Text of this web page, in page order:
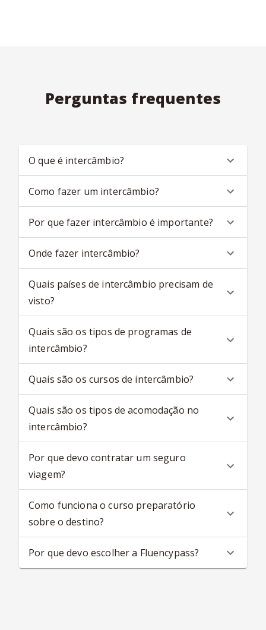
Perguntas frequentes
O que é intercâmbio?
Como fazer um intercâmbio?
Por que fazer intercâmbio é importante?
Onde fazer intercâmbio?
Quais países de intercâmbio precisam de
visto?
Quais são os tipos de programas de
intercâmbio?
Quais são os cursos de intercâmbio?
Quais são os tipos de acomodação no
intercâmbio?
Por que devo contratar um seguro
viagem?
Como funciona o curso preparatório
sobre o destino?
Por que devo escolher a Fluencypass?